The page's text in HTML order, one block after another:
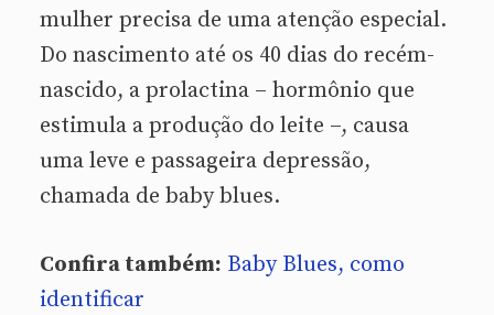
mulher precisa de uma atenção especial.
Do nascimento até os 40 dias do recém-
nascido, a prolactina – hormônio que
estimula a produção do leite –, causa
uma leve e passageira depressão,
chamada de baby blues.
Confira também: Baby Blues, como
identificar